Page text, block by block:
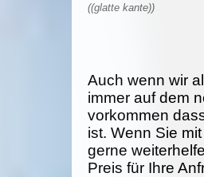
((glatte kante))
Auch wenn wir
immer auf dem
vorkommen
ist. Wenn Sie
gerne
Preis für Ihre